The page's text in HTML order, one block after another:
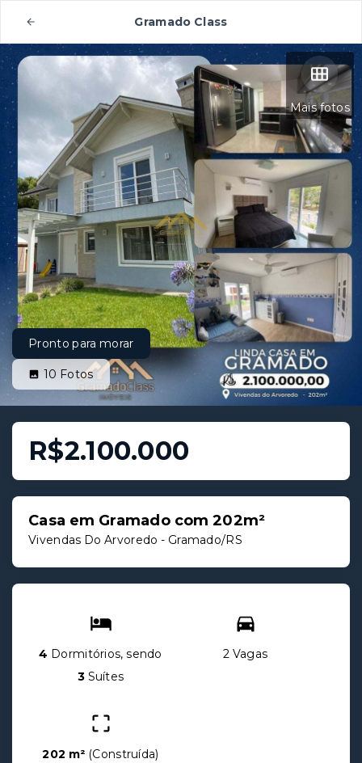
Gramado Class
Mais fotos
Pronto para morar
10 Fotos
R$2.100.000
Casa em Gramado com 202m²
Vivendas Do Arvoredo - Gramado/RS
4 Dormitórios, sendo
3Suítes
2 Vagas
202 m² (Construída)